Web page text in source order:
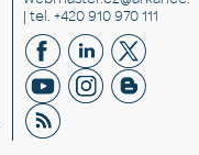
| tel. +420 910 970 111